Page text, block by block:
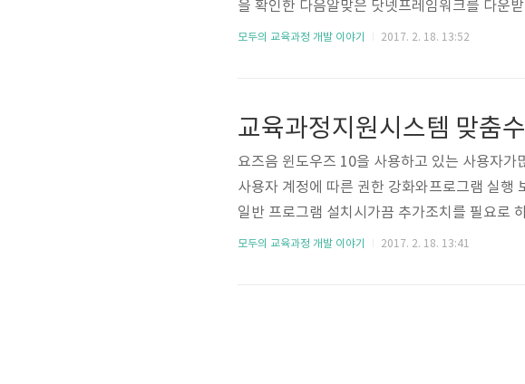
을 확인한 다음알맞은 닷넷프레임워크를 다운받아 설치하시면 됩
합니다.2. 시스템 종류를 보고 확인합니다.
모두의 교육과정 개발 이야기 2017. 2. 18. 13:52
요즈음 윈도우즈 10을 사용하고 있는 사용자
사용자 계정에 따른 권한 강화와프로그램 실행
일반 프로그램 설치시가끔 추가조치를 필요로
수업 2017도윈도우즈 7,8에 최적화되어 있어
7을 윈도우즈 10에 설치 (바로가기) 3. 설치후
모두의 교육과정 개발 이야기 2017. 2. 18. 13:41